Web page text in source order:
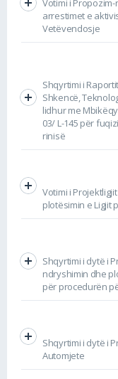
Votimi i
arrestimet e
Vetëvendosje
Shqyrtimi i
Shkencë,
lidhur me
03/ L-145 për
rinisë
Votimi i
plotësimin e Ligjit
Shqyrtimi i dytë i
ndryshimin dhe
për procedurën
Shqyrtimi i dytë i
Automjete